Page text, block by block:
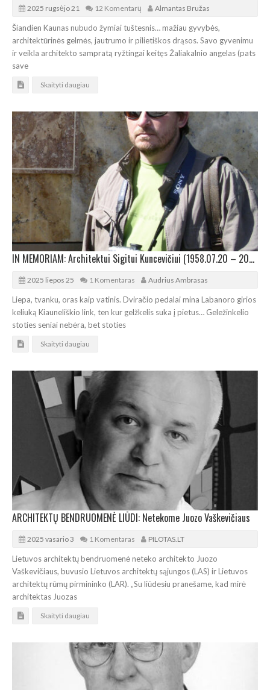
2025 rugsėjo 21 12 Komentarų Almantas Bružas
Šiandien Kaunas nubudo žymiai tuštesnis… mažiau gyvybės,
architektūrinės gelmės, jautrumo ir pilietiškos drąsos. Savo gyvenimu
ir veikla architekto sampratą ryžtingai keitęs Žaliakalnio angelas (pats
save
Skaityti daugiau
IN MEMORIAM: Architektui Sigitui Kuncevičiui (1958.07.20 – 2025.07.24)
2025 liepos 25 1 Komentaras Audrius Ambrasas
Liepa, tvanku, oras kaip vatinis. Dviračio pedalai mina Labanoro girios
keliuką Kiauneliškio link, ten kur gelžkelis suka į pietus… Geležinkelio
stoties seniai nebėra, bet stoties
Skaityti daugiau
ARCHITEKTŲ BENDRUOMENĖ LIŪDI: Netekome Juozo Vaškevičiaus
2025 vasario 3 1 Komentaras PILOTAS.LT
Lietuvos architektų bendruomenė neteko architekto Juozo
Vaškevičiaus, buvusio Lietuvos architektų sąjungos (LAS) ir Lietuvos
architektų rūmų pirmininko (LAR). „Su liūdesiu pranešame, kad mirė
architektas Juozas
Skaityti daugiau